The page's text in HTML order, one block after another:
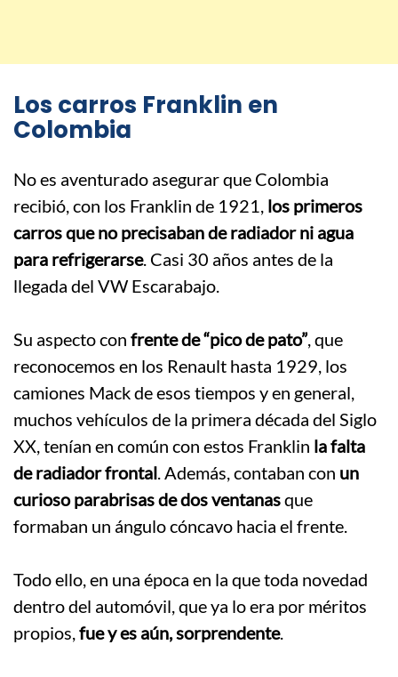
Los carros Franklin en
Colombia
No es aventurado asegurar que Colombia
recibió, con los Franklin de 1921, los primeros
carros que no precisaban de radiador ni agua
para refrigerarse. Casi 30 años antes de la
llegada del VW Escarabajo.
Su aspecto con frente de “pico de pato”, que
reconocemos en los Renault hasta 1929, los
camiones Mack de esos tiempos y en general,
muchos vehículos de la primera década del Siglo
XX, tenían en común con estos Franklin la falta
de radiador frontal. Además, contaban con un
curioso parabrisas de dos ventanasque
formaban un ángulo cóncavo hacia el frente.
Todo ello, en una época en la que toda novedad
dentro del automóvil, que ya lo era por méritos
propios,fue y es aún, sorprendente.